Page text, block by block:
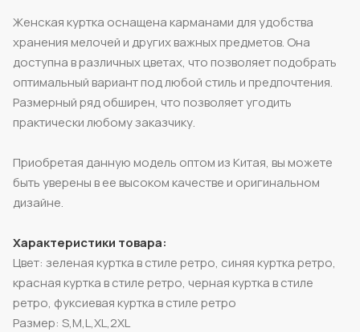
Женская куртка оснащена карманами для удобства
хранения мелочей и других важных предметов. Она
доступна в различных цветах, что позволяет подобрать
оптимальный вариант под любой стиль и предпочтения.
Размерный ряд обширен, что позволяет угодить
практически любому заказчику.
Приобретая данную модель оптом из Китая, вы можете
быть уверены в ее высоком качестве и оригинальном
дизайне.
Характеристики товара:
Цвет: зеленая куртка в стиле ретро, синяя куртка ретро,
красная куртка в стиле ретро, черная куртка в стиле
ретро, фуксиевая куртка в стиле ретро
Размер: S,M,L,XL,2XL